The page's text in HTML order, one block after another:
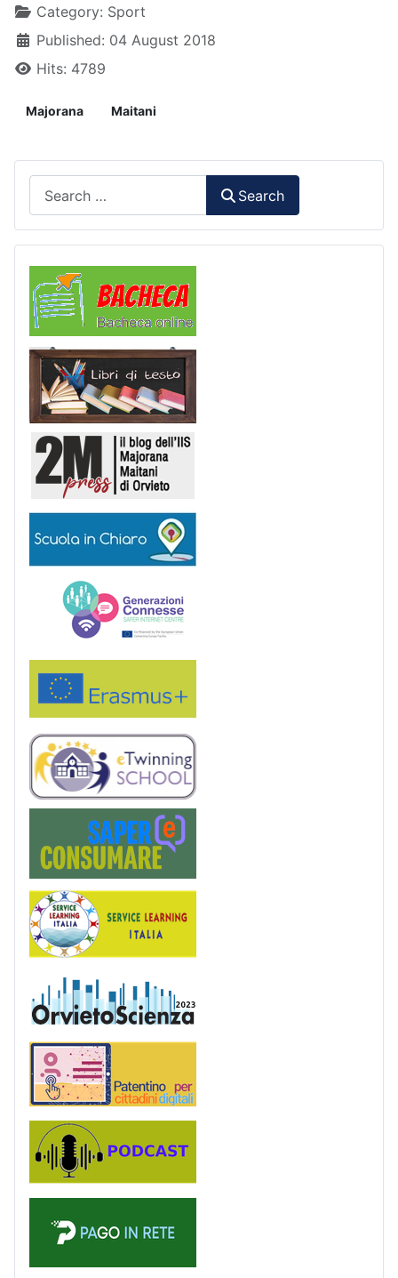
DetailsCategory: Sport
Published: 04 August 2018
Hits: 4789
Majorana Maitani
Search
Libri di Testo
Scuola in chiaro
Erasmus+
eTwinning
Service Learning